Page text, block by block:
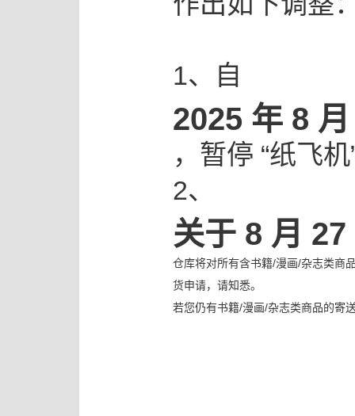
1、自
2025 年 8
，暂停 “纸飞
2、
关于 8 月
仓库将对所有含书籍/漫画/杂志类商
货申请，请知悉。
若您仍有书籍/漫画/杂志类商品的寄